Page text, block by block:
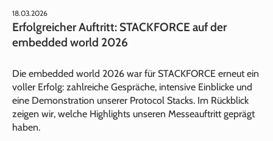
18.03.2026
Erfolgreicher Auftritt: STACKFORCE auf der
embedded world 2026
Die embedded world 2026 war für STACKFORCE erneut ein
voller Erfolg: zahlreiche Gespräche, intensive Einblicke und
eine Demonstration unserer Protocol Stacks. Im Rückblick
zeigen wir, welche Highlights unseren Messeauftritt geprägt
haben.